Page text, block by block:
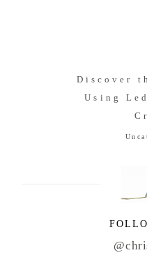
Discover
Using